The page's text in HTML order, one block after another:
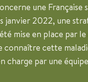
une
janvier 2022, une
mise en place par
connaître cette
charge par une